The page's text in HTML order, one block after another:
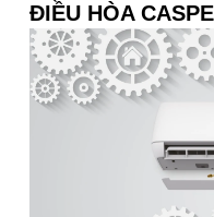
ĐIỀU HÒA